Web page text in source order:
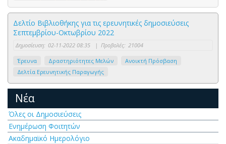
Δελτίο Βιβλιοθήκης για τις ερευνητικές δημοσιεύσεις
Σεπτεμβρίου-Οκτωβρίου 2022
Δημοσίευση: 02-11-2022 08:35 | Προβολές: 21004
Έρευνα Δραστηριότητες Μελών
Ανοικτή Πρόσβαση
Δελτία Ερευνητικής Παραγωγής
Νέα
Όλες οι Δημοσιεύσεις
Ενημέρωση Φοιτητών
Ακαδημαϊκό Ημερολόγιο